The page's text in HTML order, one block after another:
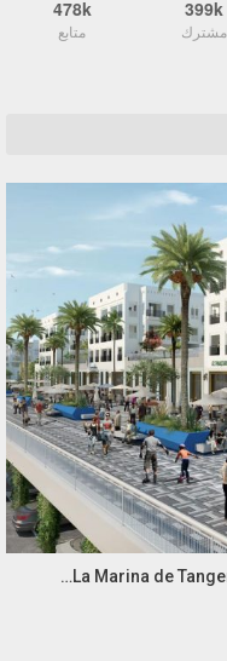
399k
مشترك
478k
متابع
La Marina de